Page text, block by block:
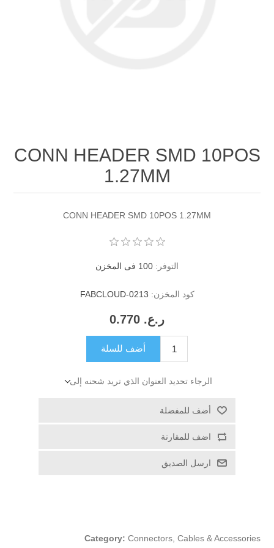
CONN HEADER SMD 10POS
1.27MM
CONN HEADER SMD 10POS 1.27MM
التوفر: 100 فى المخزن
كود المخزن: FABCLOUD-0213
ر.ع.‏‏ 0.770
أضف للسلة
الرجاء تحديد العنوان الذي تريد شحنه إلى
أضف للمفضلة
اضف للمقارنة
ارسل الصديق
Category: Connectors, Cables & Accessories